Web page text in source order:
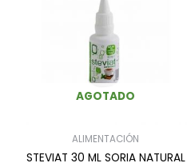
AGOTADO
ALIMENTACIÓN
STEVIAT 30 ML SORIA NATURAL